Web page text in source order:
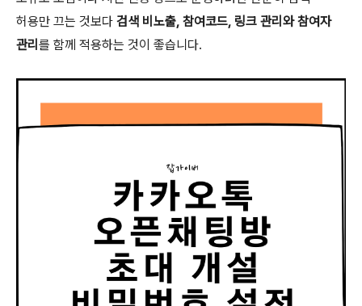
허용만 끄는 것보다 검색 비노출, 참여코드, 링크 관리와 참여자
관리 를 함께 적용하는 것이 좋습니다.